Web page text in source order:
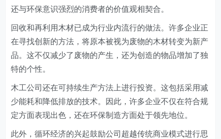
还与环保意识强烈的消费者的价值观相契合。
回收和再利用木材已成为行业内流行的做法。许多企业正
在寻找创新的方法，将原本被视为废物的木材转变为新产
品。这不仅减少了废物的产生，还为创造的物品增加了独
特的个性。
木工公司还在可持续生产方法上进行投资。这包括采用减
少能耗和降低排放的技术。因此，许多企业不仅在符合规
定方面表现出色，还在环保制造方面处于领先地位。
此外，循环经济的兴起鼓励公司超越传统商业模式进行思